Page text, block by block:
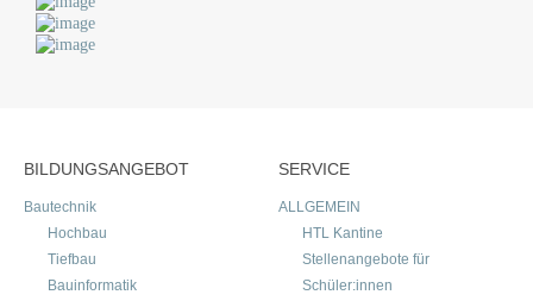
BILDUNGSANGEBOT
Bautechnik
Hochbau
Tiefbau
Bauinformatik
SERVICE
ALLGEMEIN
HTL Kantine
Stellenangebote für
Schüler:innen